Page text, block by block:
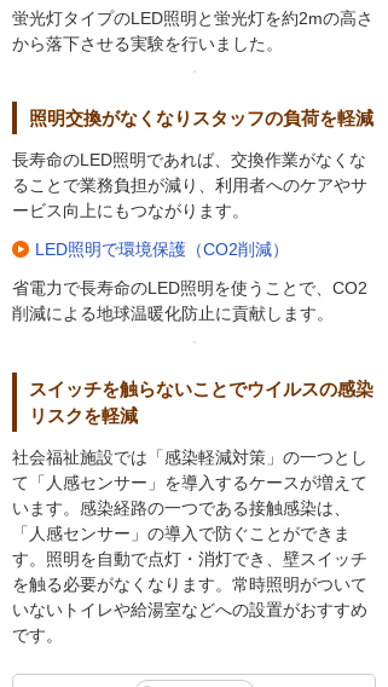
蛍光灯タイプのLED照明と蛍光灯を約2mの高さ
から落下させる実験を行いました。
照明交換がなくなりスタッフの負荷を軽減
長寿命のLED照明であれば、交換作業がなくな
ることで業務負担が減り、利用者へのケアやサ
ービス向上にもつながります。
LED照明で環境保護（CO2削減）
省電力で長寿命のLED照明を使うことで、CO2
削減による地球温暖化防止に貢献します。
スイッチを触らないことでウイルスの感染
リスクを軽減
社会福祉施設では「感染軽減対策」の一つとし
て「人感センサー」を導入するケースが増えて
います。感染経路の一つである接触感染は、
「人感センサー」の導入で防ぐことができま
す。照明を自動で点灯・消灯でき、壁スイッチ
を触る必要がなくなります。常時照明がついて
いないトイレや給湯室などへの設置がおすすめ
です。